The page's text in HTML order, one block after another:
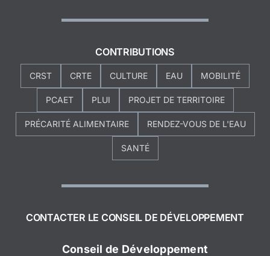
CONTRIBUTIONS
CRST CRTE CULTURE EAU MOBILITÉ
PCAET PLUI PROJET DE TERRITOIRE
PRÉCARITÉ ALIMENTAIRE RENDEZ-VOUS DE L'EAU
SANTÉ
CONTACTER LE CONSEIL DE DÉVELOPPEMENT
Conseil de Développement